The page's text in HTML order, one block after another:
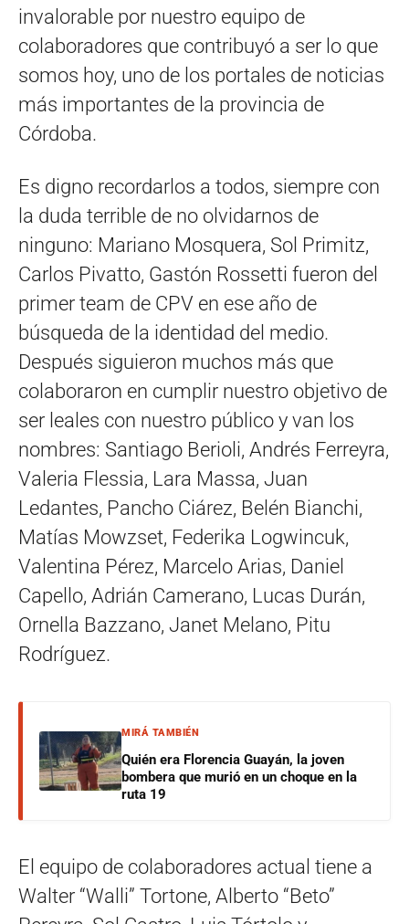
invalorable por nuestro equipo de
colaboradores que contribuyó a ser lo que
somos hoy, uno de los portales de noticias
más importantes de la provincia de
Córdoba.
Es digno recordarlos a todos, siempre con
la duda terrible de no olvidarnos de
ninguno: Mariano Mosquera, Sol Primitz,
Carlos Pivatto, Gastón Rossetti fueron del
primer team de CPV en ese año de
búsqueda de la identidad del medio.
Después siguieron muchos más que
colaboraron en cumplir nuestro objetivo de
ser leales con nuestro público y van los
nombres: Santiago Berioli, Andrés Ferreyra,
Valeria Flessia, Lara Massa, Juan
Ledantes, Pancho Ciárez, Belén Bianchi,
Matías Mowzset, Federika Logwincuk,
Valentina Pérez, Marcelo Arias, Daniel
Capello, Adrián Camerano, Lucas Durán,
Ornella Bazzano, Janet Melano, Pitu
Rodríguez.
MIRÁ TAMBIÉN
Quién era Florencia Guayán, la joven
bombera que murió en un choque en la
ruta 19
El equipo de colaboradores actual tiene a
Walter “Walli” Tortone, Alberto “Beto”